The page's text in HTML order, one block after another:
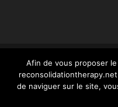
©
réservés -mentions
Afin de vous proposer
de naviguer sur le site,